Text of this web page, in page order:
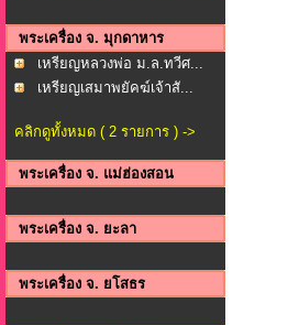
พระเครื่อง จ. มุกดาหาร
เหรียญหลวงพ่อ ม.ล.ทวีศ...
เหรียญเสมาพยัคฆ์เจ้าสั...
คลิกดูทั้งหมด ( 2 รายการ ) ->
พระเครื่อง จ. แม่ฮ่องสอน
พระเครื่อง จ. ยะลา
พระเครื่อง จ. ยโสธร